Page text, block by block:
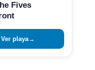
Fives
Ver playa→